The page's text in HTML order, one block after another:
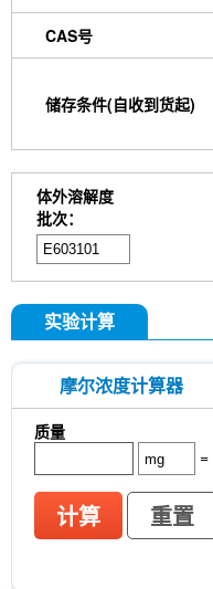
CAS号
储存条件(自收到货起)
体外溶解度
批次：
实验计算
摩尔浓度计算器
质量
=
计算 重置